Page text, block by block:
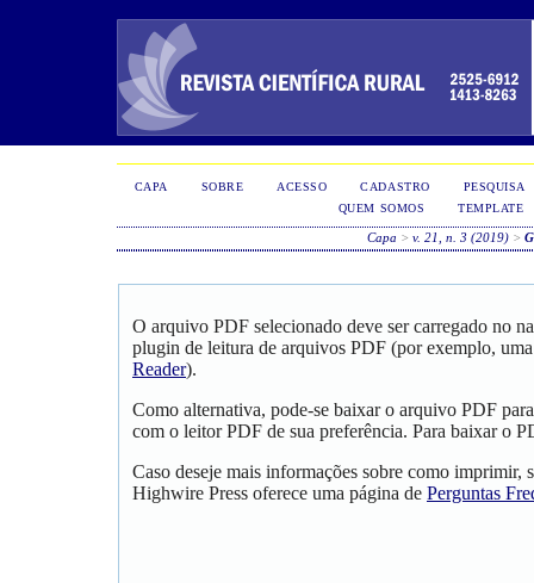
CAPA SOBRE ACESSO CADASTRO
PESQUISA
QUEM SOMOS
TEMPLATE
Capa >v. 21, n. 3 (2019) >
O arquivo PDF selecionado deve ser carregado no
plugin de leitura de arquivos PDF (por exemplo,
Reader).
Como alternativa, pode-se baixar o arquivo PDF
com o leitor PDF de sua preferência. Para baixar o
Caso deseje mais informações sobre como imprimir,
Highwire Press oferece uma página de Perguntas